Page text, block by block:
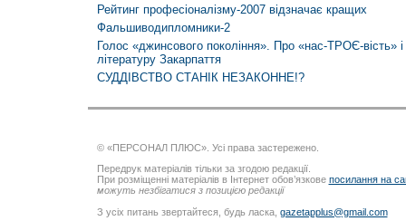
Рейтинг професіоналізму-2007 відзначає кращих
Фальшиводипломники-2
Голос «джинсового покоління». Про «нас-ТРОЄ-вість» і
літературу Закарпаття
СУДДІВСТВО СТАНІК НЕЗАКОННЕ!?
© «ПЕРСОНАЛ ПЛЮС». Усі права застережено.
Передрук матеріалів тільки за згодою редакції.
При розміщенні матеріалів в Інтернет обов’язкове посилання на
можуть незбігатися з позицією редакції
З усіх питань звертайтеся, будь ласка, gazetapplus@gmail.com